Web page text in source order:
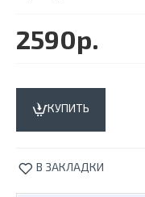
2590р.
КУПИТЬ
В ЗАКЛАДКИ